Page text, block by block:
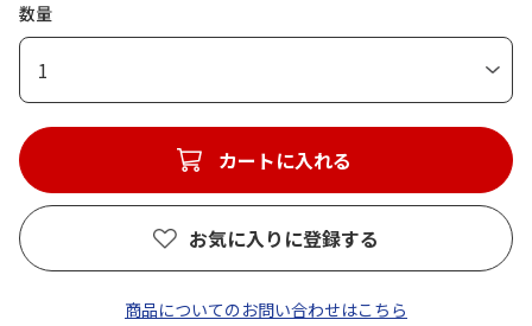
数量
1
カートに入れる
お気に入りに登録する
商品についてのお問い合わせはこちら